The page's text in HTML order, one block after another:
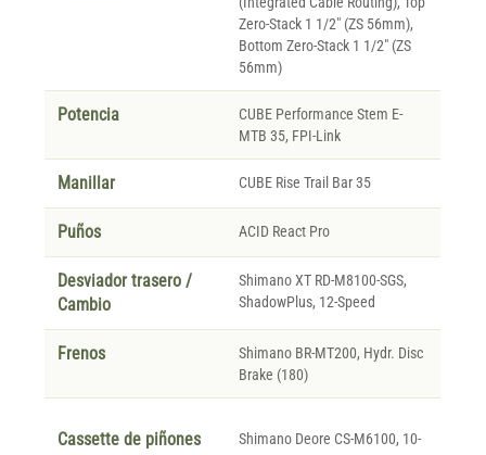
Zero-Stack 1 1/2" (ZS 56mm),
Bottom Zero-Stack 1 1/2" (ZS
56mm)
Potencia
CUBE Performance Stem E-
MTB 35, FPI-Link
Manillar CUBE Rise Trail Bar 35
Puños ACID React Pro
Desviador trasero /
Cambio
Shimano XT RD-M8100-SGS,
ShadowPlus, 12-Speed
Frenos
Shimano BR-MT200, Hydr. Disc
Brake (180)
Cassette de piñones
Shimano Deore CS-M6100, 10-